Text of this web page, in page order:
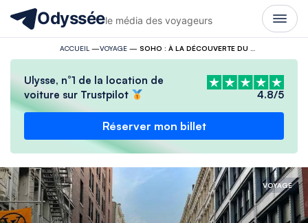
Odysséele média des voyageurs
ACCUEIL —VOYAGE—
Ulysse, n°1 de la location de
voiture sur Trustpilot
4.8/5
Réserver mon billet
VOYAGE